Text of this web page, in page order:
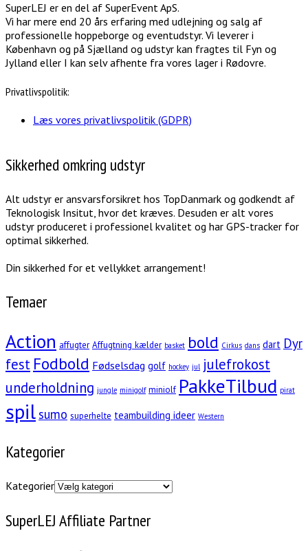
SuperLEJ er en del af SuperEvent ApS.
Vi har mere end 20 års erfaring med udlejning og salg af
professionelle hoppeborge og eventudstyr. Vi leverer i
København og på Sjælland og udstyr kan fragtes til Fyn og
Jylland eller I kan selv afhente fra vores lager i Rødovre.
Privatlivspolitik:
Læs vores privatlivspolitik (GDPR)
Sikkerhed omkring udstyr
Alt udstyr er ansvarsforsikret hos TopDanmark og godkendt af
Teknologisk Insitut, hvor det kræves. Desuden er alt vores
udstyr produceret i professionel kvalitet og har GPS-tracker for
optimal sikkerhed.
Din sikkerhed for et vellykket arrangement!
Temaer
Action affugter Affugtning kælder basket bold Cirkus dans dart Dyr
fest Fodbold Fødselsdag golf hockey jul julefrokost
underholdning jungle minigolf miniolf PakkeTilbud pirat
spilsumo superhelte teambuilding ideer Western
Kategorier
Kategorier
SuperLEJ Affiliate Partner